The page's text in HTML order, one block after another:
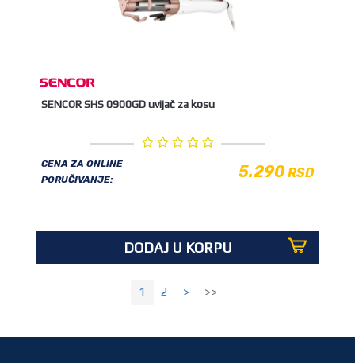
SENCOR SHS 0900GD uvijač za kosu
CENA ZA ONLINE
PORUČIVANJE:
5.290RSD
DODAJ U KORPU
1 2 > >>